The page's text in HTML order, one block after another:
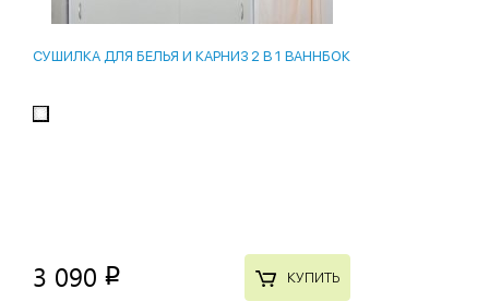
СУШИЛКА ДЛЯ БЕЛЬЯ И КАРНИЗ 2 В 1 ВАННБОК
3 090 p КУПИТЬ